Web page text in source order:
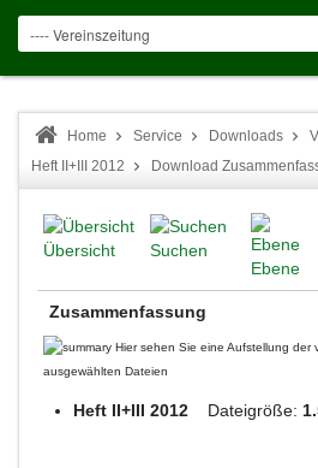
Home Service Downloads
Heft II+III 2012
Download
Übersicht
Suchen
Ebene
Zusammenfassung
Hier sehen Sie eine Aufstellung der
ausgewählten Dateien
Heft II+III 2012 Dateigröße: